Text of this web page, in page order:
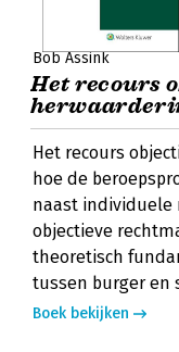
Bob Assink
Het recours
Het recours
hoe de
naast individuele
objectieve
theoretisch
tussen burger en
Boek bekijken